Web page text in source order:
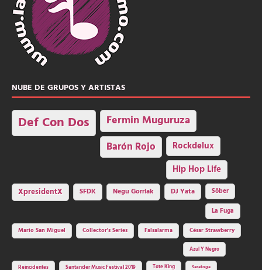
NUBE DE GRUPOS Y ARTISTAS
Def Con Dos Fermin Muguruza
Barón Rojo Rockdelux
Hip Hop Life
XpresidentX SFDK Negu Gorriak DJ Yata
Sôber
La Fuga
Mario San Miguel
Collector's Series Falsalarma César Strawberry
Azul Y Negro
Reincidentes Santander Music Festival 2019 Tote King Saratoga